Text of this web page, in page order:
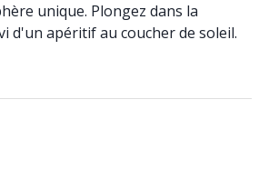
unique. Plongez dans la
d'un apéritif au coucher de soleil.